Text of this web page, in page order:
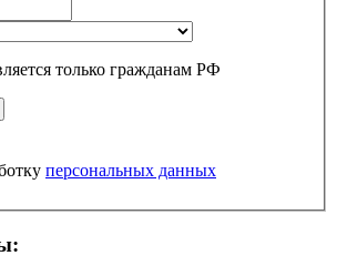
только гражданам РФ
персональных данных